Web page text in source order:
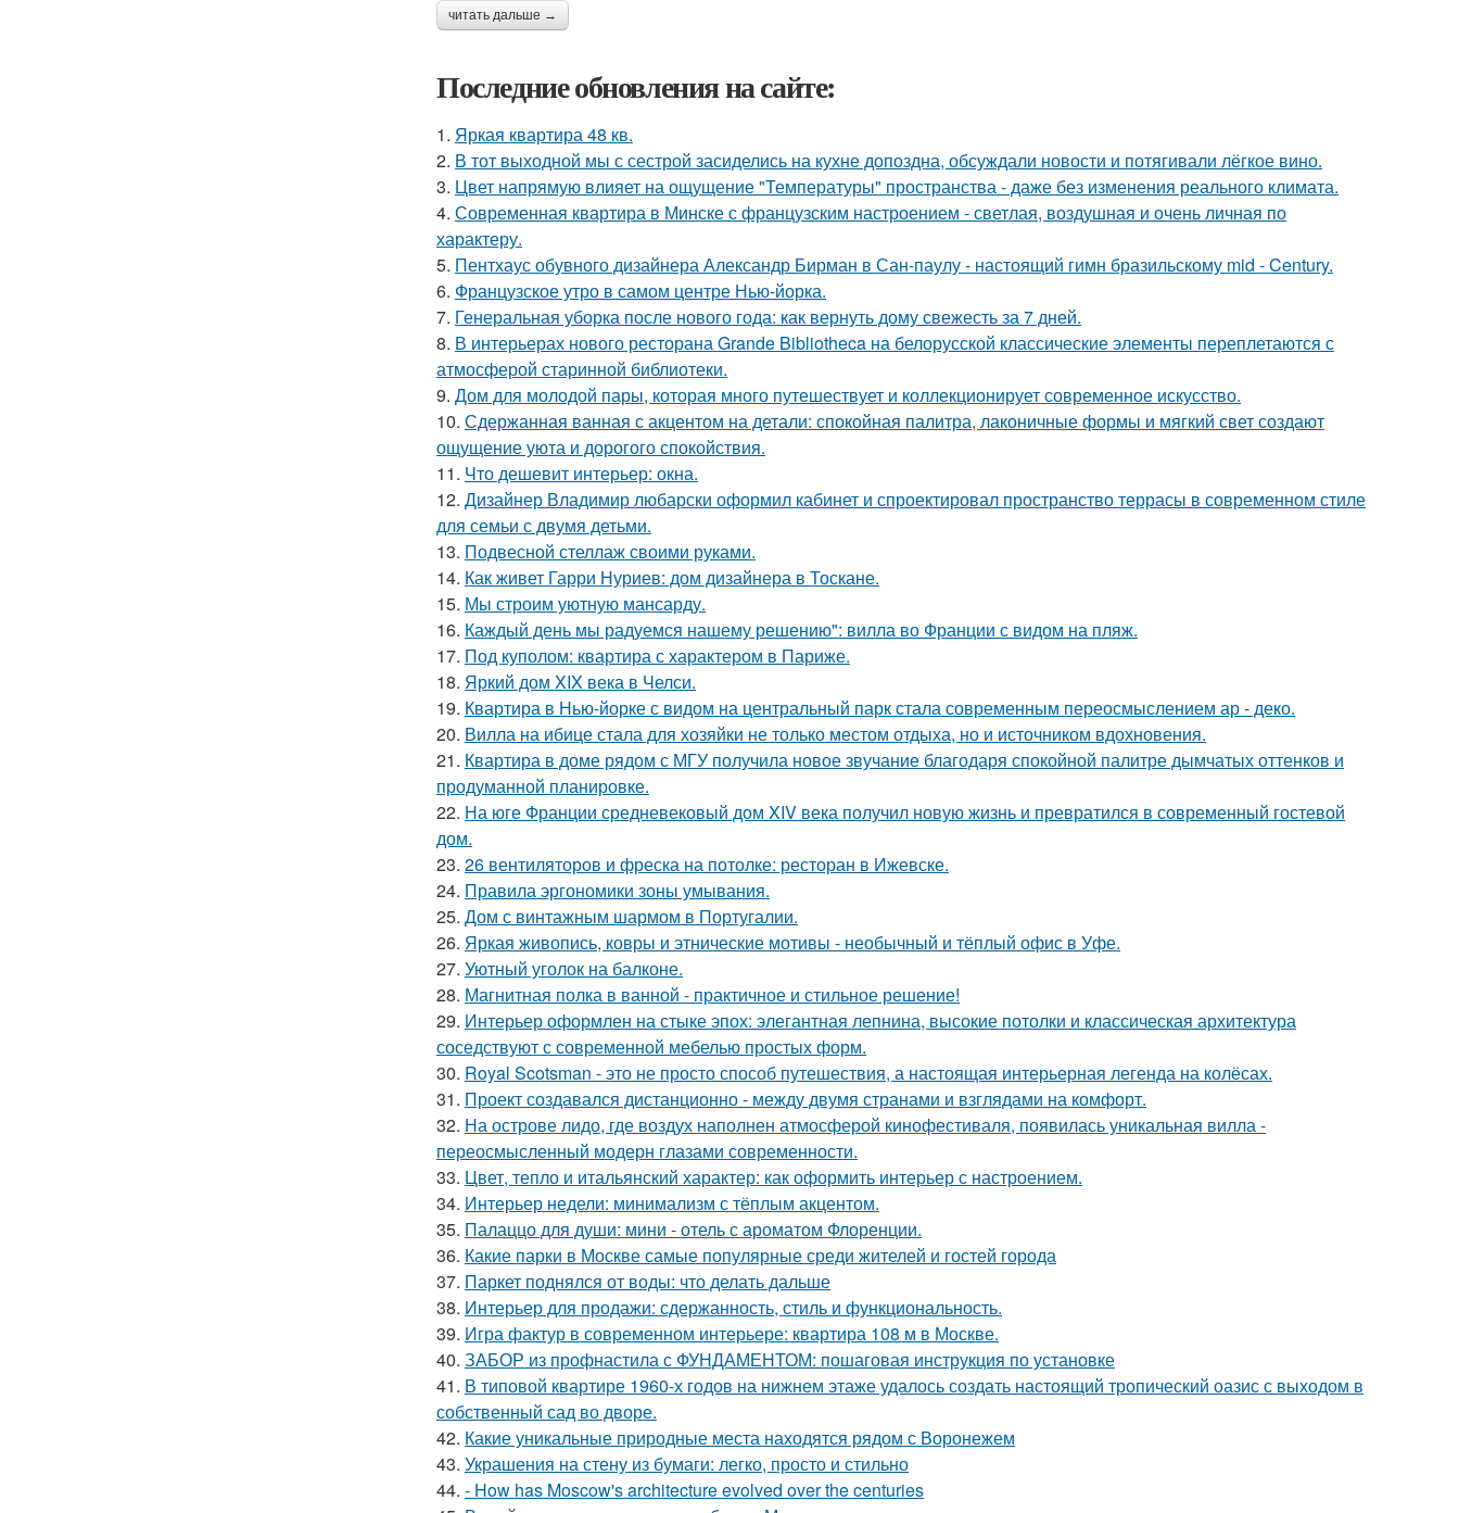
читать дальше →
Последние обновления на сайте:
1. Яркая квартира 48 кв.
2. В тот выходной мы с сестрой засиделись на кухне допоздна, обсуждали новости и потягивали лёгкое вино.
3. Цвет напрямую влияет на ощущение "Температуры" пространства - даже без изменения реального климата.
4. Современная квартира в Минске с французским настроением - светлая, воздушная и очень личная по
характеру.
5. Пентхаус обувного дизайнера Александр Бирман в Сан-паулу - настоящий гимн бразильскому mid - Century.
6. Французское утро в самом центре Нью-йорка.
7. Генеральная уборка после нового года: как вернуть дому свежесть за 7 дней.
8. В интерьерах нового ресторана Grande Bibliotheca на белорусской классические элементы переплетаются с
атмосферой старинной библиотеки.
9. Дом для молодой пары, которая много путешествует и коллекционирует современное искусство.
10. Сдержанная ванная с акцентом на детали: спокойная палитра, лаконичные формы и мягкий свет создают
ощущение уюта и дорогого спокойствия.
11. Что дешевит интерьер: окна.
12. Дизайнер Владимир любарски оформил кабинет и спроектировал пространство террасы в современном стиле
для семьи с двумя детьми.
13. Подвесной стеллаж своими руками.
14. Как живет Гарри Нуриев: дом дизайнера в Тоскане.
15. Мы строим уютную мансарду.
16. Каждый день мы радуемся нашему решению": вилла во Франции с видом на пляж.
17. Под куполом: квартира с характером в Париже.
18. Яркий дом XIX века в Челси.
19. Квартира в Нью-йорке с видом на центральный парк стала современным переосмыслением ар - деко.
20. Вилла на ибице стала для хозяйки не только местом отдыха, но и источником вдохновения.
21. Квартира в доме рядом с МГУ получила новое звучание благодаря спокойной палитре дымчатых оттенков и
продуманной планировке.
22. На юге Франции средневековый дом XIV века получил новую жизнь и превратился в современный гостевой
дом.
23. 26 вентиляторов и фреска на потолке: ресторан в Ижевске.
24. Правила эргономики зоны умывания.
25. Дом с винтажным шармом в Португалии.
26. Яркая живопись, ковры и этнические мотивы - необычный и тёплый офис в Уфе.
27. Уютный уголок на балконе.
28. Магнитная полка в ванной - практичное и стильное решение!
29. Интерьер оформлен на стыке эпох: элегантная лепнина, высокие потолки и классическая архитектура
соседствуют с современной мебелью простых форм.
30. Royal Scotsman - это не просто способ путешествия, а настоящая интерьерная легенда на колёсах.
31. Проект создавался дистанционно - между двумя странами и взглядами на комфорт.
32. На острове лидо, где воздух наполнен атмосферой кинофестиваля, появилась уникальная вилла -
переосмысленный модерн глазами современности.
33. Цвет, тепло и итальянский характер: как оформить интерьер с настроением.
34. Интерьер недели: минимализм с тёплым акцентом.
35. Палаццо для души: мини - отель с ароматом Флоренции.
36. Какие парки в Москве самые популярные среди жителей и гостей города
37. Паркет поднялся от воды: что делать дальше
38. Интерьер для продажи: сдержанность, стиль и функциональность.
39. Игра фактур в современном интерьере: квартира 108 м в Москве.
40. ЗАБОР из профнастила с ФУНДАМЕНТОМ: пошаговая инструкция по установке
41. В типовой квартире 1960-х годов на нижнем этаже удалось создать настоящий тропический оазис с выходом в
собственный сад во дворе.
42. Какие уникальные природные места находятся рядом с Воронежем
43. Украшения на стену из бумаги: легко, просто и стильно
44. - How has Moscow's architecture evolved over the centuries